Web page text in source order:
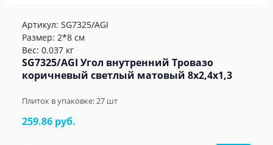
Артикул: SG7325/AGI
Размер: 2*8 см
Вес: 0.037 кг
SG7325/AGI Угол внутренний Тровазо
коричневый светлый матовый 8x2,4x1,3
Плиток в упаковке:27 шт
259.86 руб.